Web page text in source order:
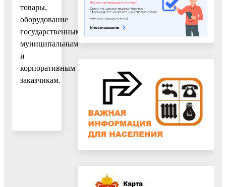
товары,
оборудование
государственным,
муниципальным
и
корпоративным
заказчикам.